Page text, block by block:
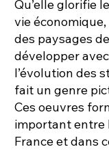
Qu’elle glorifie
vie
des paysages
développer
l’évolution des
fait un genre
Ces oeuvres
important entre
France et dans